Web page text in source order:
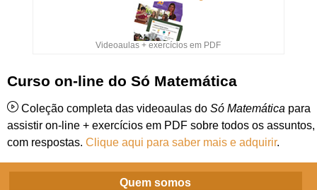
Videoaulas + exercícios em PDF
Curso on-line do Só Matemática
Coleção completa das videoaulas do Só Matemática para
assistir on-line + exercícios em PDF sobre todos os assuntos,
com respostas. Clique aqui para saber mais e adquirir.
Quem somos